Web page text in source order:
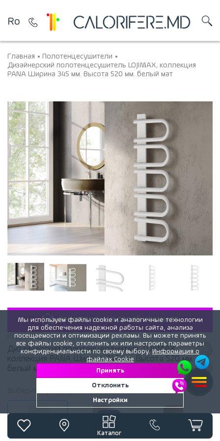
Ro
Каталог
Главная
Полотенцесушители
Дизайнерский полотенцесушитель LOJIMAX, коллекция
PANA Ширина 345 мм. Высота 520 мм. белый мат
«ПРИМЕРИТЬ» В СВОЕЙ КОМНАТЕ
Код:3121y
Дизайнерский полотенцесушитель LOJIMAX,
коллекция PANA Ширина 345 мм. Высота 520 мм.
белый мат
Белый матовый RAL глянец Lemon RAL MY-512 глянец
Мы используем файлы cookie и аналогичные технологии
для обеспечения надежной работы сайта, анализа
посещаемости и оптимизации рекламы. Вы можете принять
все файлы cookie, отклонить их или настроить параметры
конфиденциальности по своему выбору.Информация о
файлах Cookie
Принять
Отклонить
Настройки